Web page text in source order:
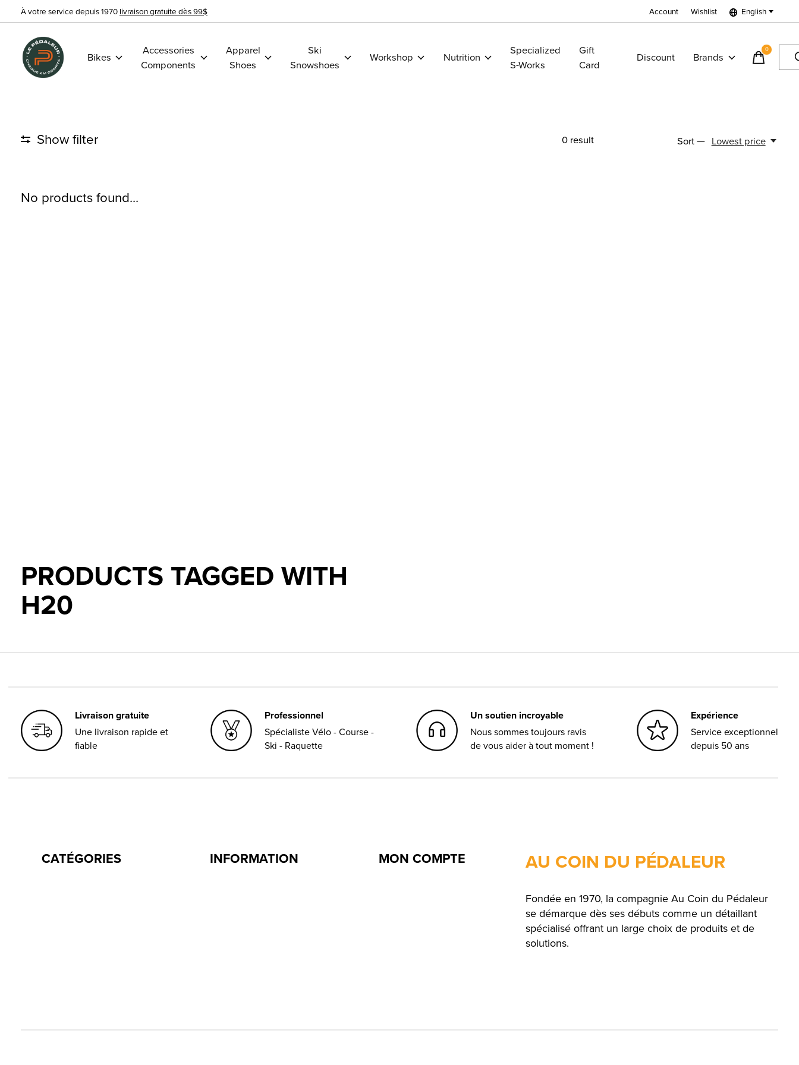
À votre service depuis 1970 livraison gratuite dès 99$ Account Wishlist English
Bikes
Accessories
Components
Apparel
Shoes
Ski
Snowshoes
Workshop Nutrition
Specialized
S-Works
Gift
Card
Discount Brands
0items
Show filter 0result Sort — Lowest price
No products found...
PRODUCTS TAGGED WITH
H20
Livraison gratuite
Une livraison rapide et
fiable
Professionnel
Spécialiste Vélo - Course -
Ski - Raquette
Un soutien incroyable
Nous sommes toujours ravis
de vous aider à tout moment !
Expérience
Service exceptionnel
depuis 50 ans
CATÉGORIES INFORMATION MON COMPTE AU COIN DU PÉDALEUR
Fondée en 1970, la compagnie Au Coin du Pédaleur
se démarque dès ses débuts comme un détaillant
spécialisé offrant un large choix de produits et de
solutions.